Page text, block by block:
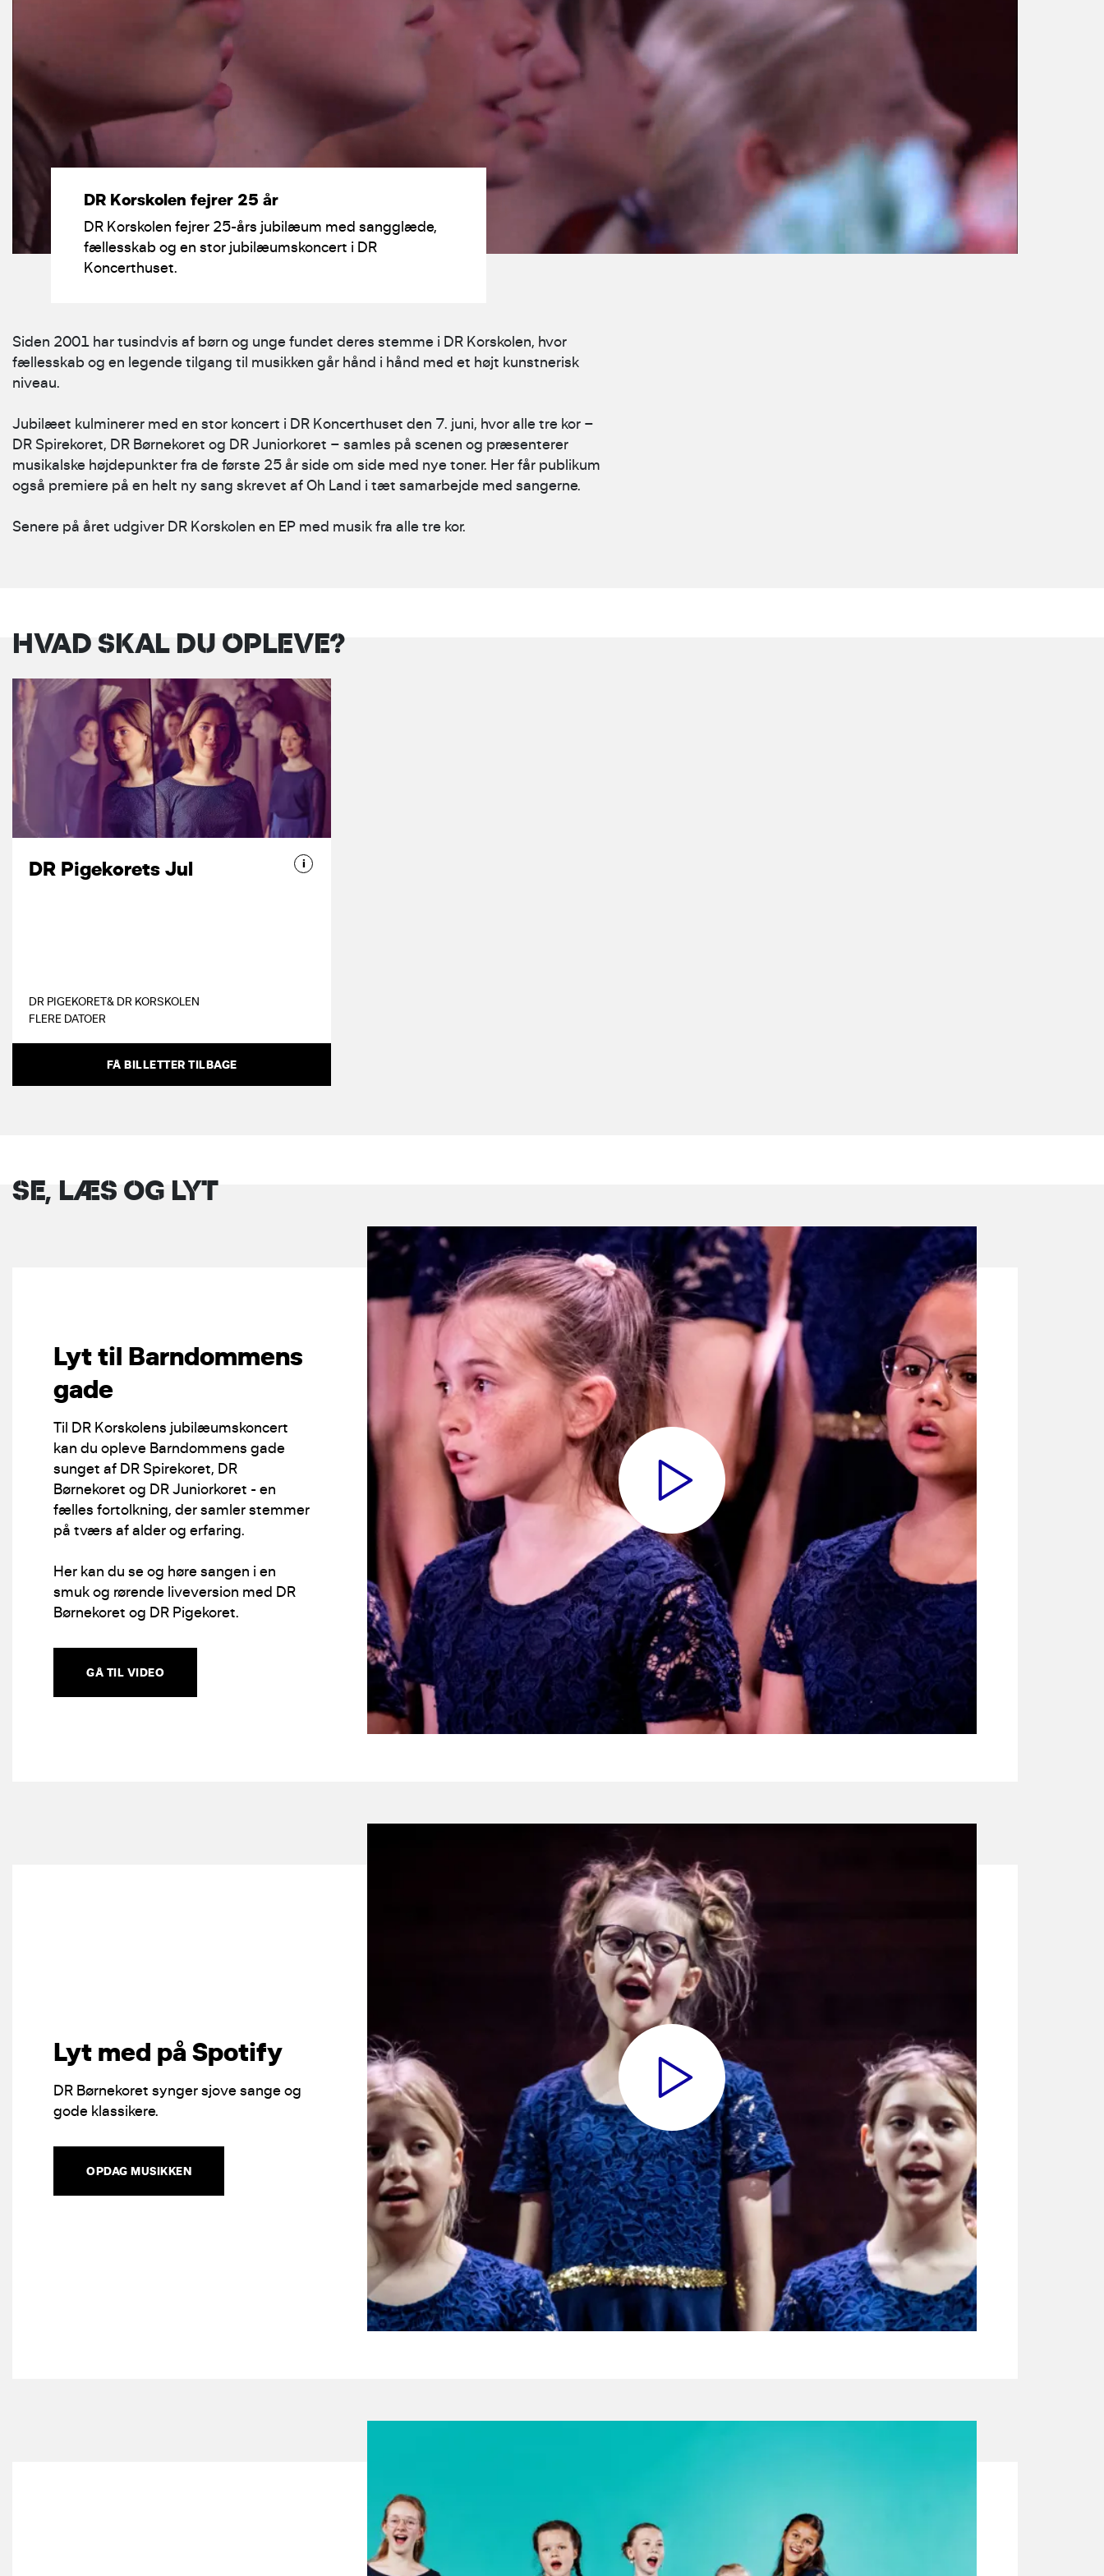
DR Korskolen fejrer 25 år
DR Korskolen fejrer 25-års jubilæum med sangglæde,
fællesskab og en stor jubilæumskoncert i DR
Koncerthuset.
Siden 2001 har tusindvis af børn og unge fundet deres stemme i DR Korskolen, hvor
fællesskab og en legende tilgang til musikken går hånd i hånd med et højt kunstnerisk
niveau.
Jubilæet kulminerer med en stor koncert i DR Koncerthuset den 7. juni, hvor alle tre kor –
DR Spirekoret, DR Børnekoret og DR Juniorkoret – samles på scenen og præsenterer
musikalske højdepunkter fra de første 25 år side om side med nye toner. Her får publikum
også premiere på en helt ny sang skrevet af Oh Land i tæt samarbejde med sangerne.
Senere på året udgiver DR Korskolen en EP med musik fra alle tre kor.
HVAD SKAL DU OPLEVE?
DR Pigekorets Jul i
DR PIGEKORET& DR KORSKOLEN
FLERE DATOER
FÅ BILLETTER TILBAGE
DR PIGEKORETS JUL
DR PIGEKORETS JUL
DR Pigekorets jul er et af årets
højdepunkter i DR Koncerthuset.
Tradition møder nutid, når
stærk musikalsk totaloplevelse.
SE, LÆS OG LYT
Lyt til Barndommens
gade
Til DR Korskolens jubilæumskoncert
kan du opleve Barndommens gade
sunget af DR Spirekoret, DR
Børnekoret og DR Juniorkoret - en
fælles fortolkning, der samler stemmer
på tværs af alder og erfaring.
Her kan du se og høre sangen i en
smuk og rørende liveversion med DR
Børnekoret og DR Pigekoret.
GÅ TIL VIDEO
Lyt med på Spotify
DR Børnekoret synger sjove sange og
gode klassikere.
OPDAG MUSIKKEN